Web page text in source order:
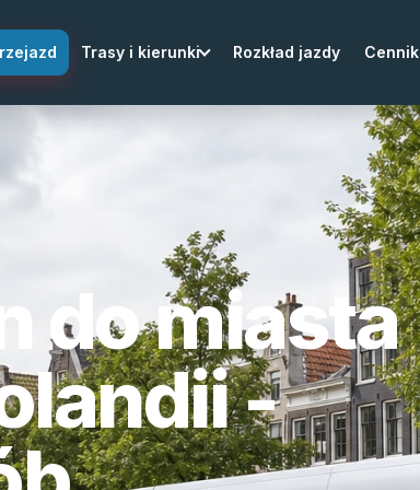
Trasy i kierunki Rozkład jazdy Cennik
do miasta
-